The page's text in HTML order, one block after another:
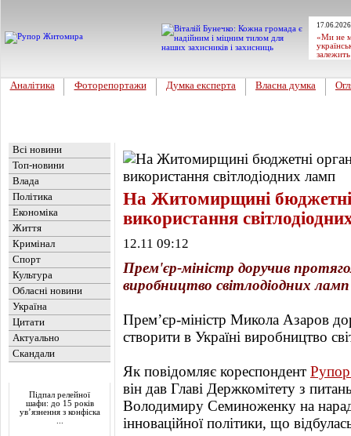
«Ми не
Аналітика Фоторепортажи Думка експерта Власна думка
Всі новини
Топ-новини
Влада
Політика
Економіка
Життя
Кримінал
Спорт
Культура
Обласні новини
Україна
Цитати
Актуально
Скандали
Підпал релейної
шафи: до 15 років
ув’язнення з конфіска
На Житомирщині бюджетні
використання
12.11 09:12
Прем'єр-міністр доручив
виробництво світлодіодних ламп
Прем’єр-міністр Микола Азаров
створити в Україні виробництво
Як повідомляє кореспондент
він дав Главі Держкомітету з
Володимиру Семиноженку на
інноваційної політики, що